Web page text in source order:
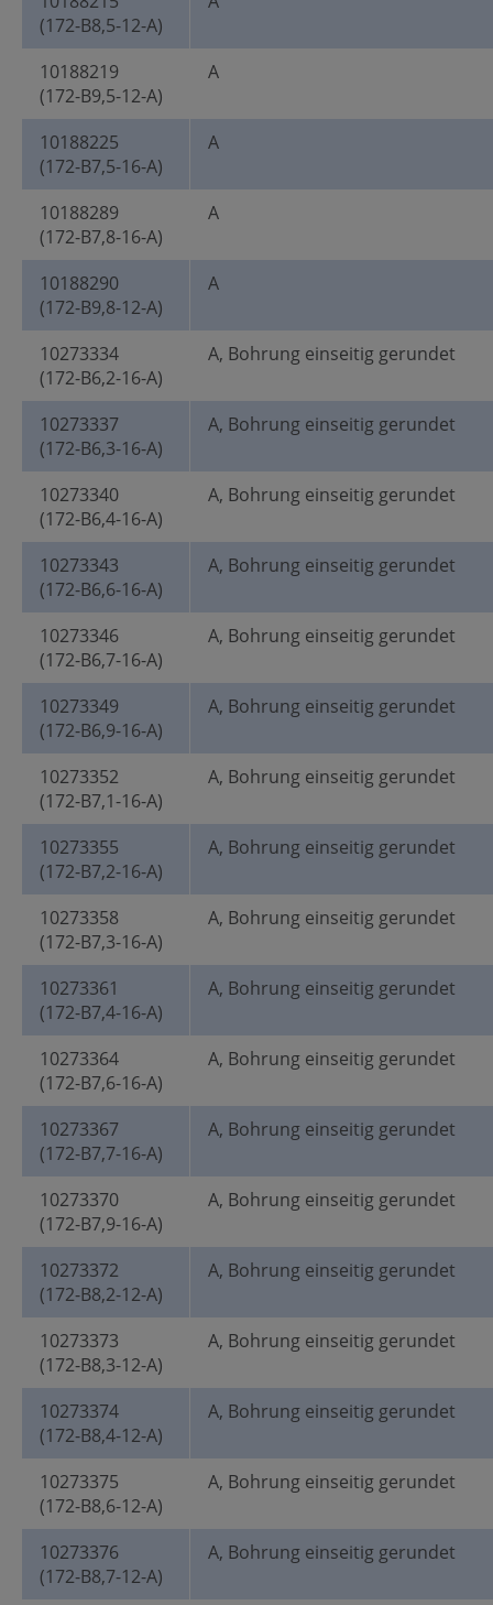
(172-B8,5-12-A)
10188219
(172-B9,5-12-A)
A
10188225
(172-B7,5-16-A)
A
10188289
(172-B7,8-16-A)
A
10188290
(172-B9,8-12-A)
A
10273334
(172-B6,2-16-A)
A, Bohrung einseitig gerundet
10273337
(172-B6,3-16-A)
A, Bohrung einseitig gerundet
10273340
(172-B6,4-16-A)
A, Bohrung einseitig gerundet
10273343
(172-B6,6-16-A)
A, Bohrung einseitig gerundet
10273346
(172-B6,7-16-A)
A, Bohrung einseitig gerundet
10273349
(172-B6,9-16-A)
A, Bohrung einseitig gerundet
10273352
(172-B7,1-16-A)
A, Bohrung einseitig gerundet
10273355
(172-B7,2-16-A)
A, Bohrung einseitig gerundet
10273358
(172-B7,3-16-A)
A, Bohrung einseitig gerundet
10273361
(172-B7,4-16-A)
A, Bohrung einseitig gerundet
10273364
(172-B7,6-16-A)
A, Bohrung einseitig gerundet
10273367
(172-B7,7-16-A)
A, Bohrung einseitig gerundet
10273370
(172-B7,9-16-A)
A, Bohrung einseitig gerundet
10273372
(172-B8,2-12-A)
A, Bohrung einseitig gerundet
10273373
(172-B8,3-12-A)
A, Bohrung einseitig gerundet
10273374
(172-B8,4-12-A)
A, Bohrung einseitig gerundet
10273375
(172-B8,6-12-A)
A, Bohrung einseitig gerundet
10273376
(172-B8,7-12-A)
A, Bohrung einseitig gerundet